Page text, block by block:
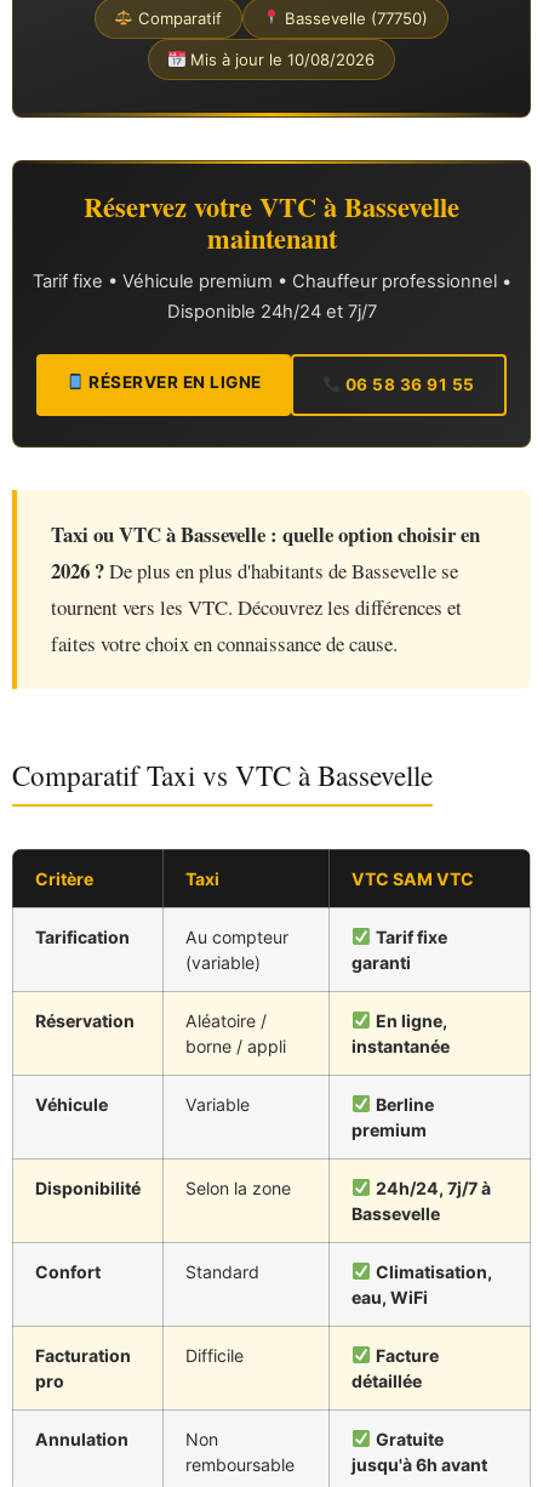
Comparatif Bassevelle (77750)
Mis à jour le 10/08/2026
Réservez votre VTC à Bassevelle
maintenant
Tarif fixe • Véhicule premium • Chauffeur professionnel •
Disponible 24h/24 et 7j/7
RÉSERVER EN LIGNE 06 58 36 91 55
Taxi ou VTC à Bassevelle : quelle option choisir en
2026 ?De plus en plus d'habitants de Bassevelle se
tournent vers les VTC. Découvrez les différences et
faites votre choix en connaissance de cause.
Comparatif Taxi vs VTC à Bassevelle
Critère Taxi VTC SAM VTC
Tarification
Au compteur
(variable)
Tarif fixe
garanti
Réservation
Aléatoire /
borne / appli
En ligne,
instantanée
Véhicule Variable
Berline
premium
Disponibilité Selon la zone
24h/24, 7j/7 à
Bassevelle
Confort Standard
Climatisation,
eau, WiFi
Facturation
pro
Difficile
Facture
détaillée
Annulation
Non
remboursable
Gratuite
jusqu'à 6h avant